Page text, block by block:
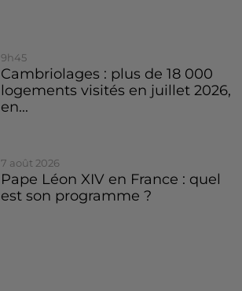
9h45
Cambriolages : plus de 18 000
logements visités en juillet 2026,
en...
7 août 2026
Pape Léon XIV en France : quel
est son programme ?